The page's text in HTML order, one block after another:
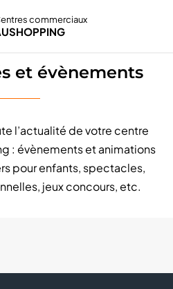
commerciaux
évènements
et évènements
l’actualité de votre centre
: évènements et animations
pour enfants, spectacles,
jeux concours, etc.